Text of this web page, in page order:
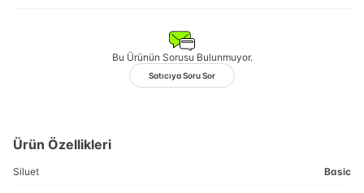
Bu Ürünün Sorusu Bulunmuyor.
Satıcıya Soru Sor
Ürün Özellikleri
Siluet Basic